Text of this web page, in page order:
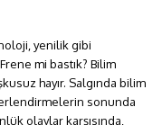
yenilik gibi
mi bastık? Bilim
hayır. Salgında bilim
sonunda
olaylar karşısında,